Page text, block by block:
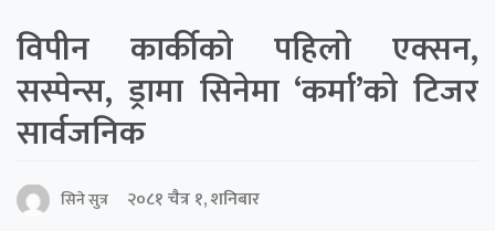
विपीन कार्कीको पहिलो एक्सन,
सस्पेन्स, ड्रामा सिनेमा ‘कर्मा’को टिजर
सार्वजनिक
सिने सुत्र
२०८१ चैत्र १, शनिबार